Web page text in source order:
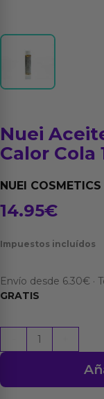
Nuei
Calor Cola
NUEI COSMETICS
14.95€
Impuestos incluídos
Envío desde 6.30€ ·
GRATIS
Aceite
Oil